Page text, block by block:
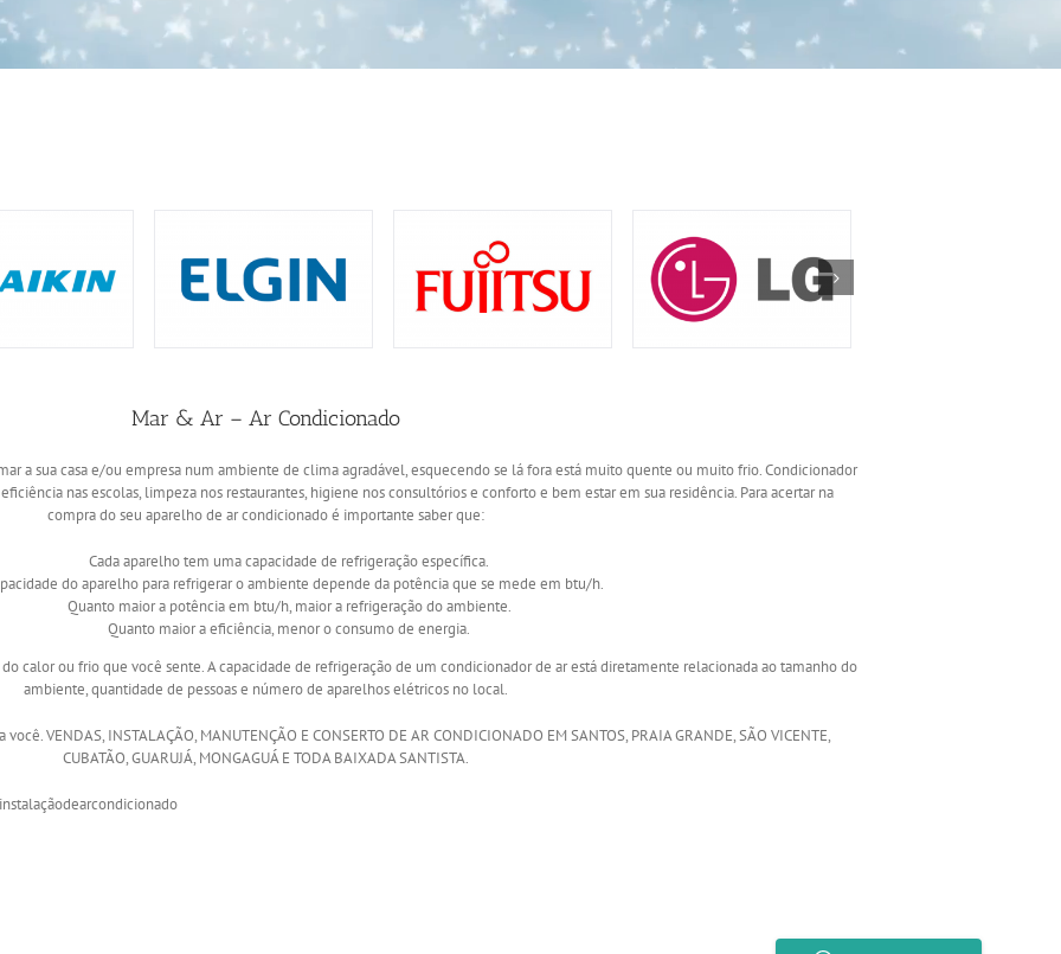
Mar & Ar – Ar Condicionado
a sua casa e/ou empresa num ambiente de clima agradável, esquecendo se lá fora está muito quente ou muito frio. Condicionador
nas escolas, limpeza nos restaurantes, higiene nos consultórios e conforto e bem estar em sua residência. Para acertar na
compra do seu aparelho de ar condicionado é importante saber que:
Cada aparelho tem uma capacidade de refrigeração específica.
do aparelho para refrigerar o ambiente depende da potência que se mede em btu/h.
Quanto maior a potência em btu/h, maior a refrigeração do ambiente.
Quanto maior a eficiência, menor o consumo de energia.
calor ou frio que você sente. A capacidade de refrigeração de um condicionador de ar está diretamente relacionada ao tamanho do
ambiente, quantidade de pessoas e número de aparelhos elétricos no local.
VENDAS, INSTALAÇÃO, MANUTENÇÃO E CONSERTO DE AR CONDICIONADO EM SANTOS, PRAIA GRANDE, SÃO VICENTE,
CUBATÃO, GUARUJÁ, MONGAGUÁ E TODA BAIXADA SANTISTA.